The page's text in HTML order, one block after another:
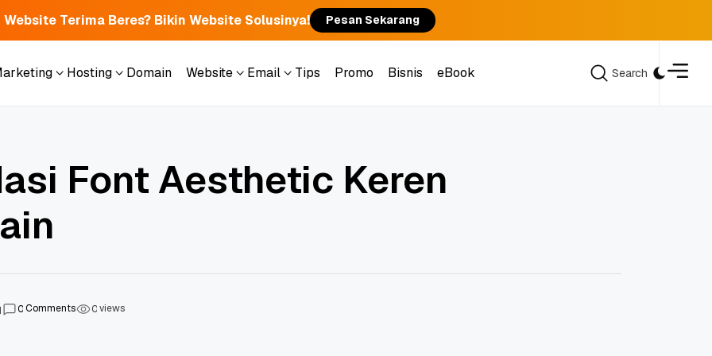
Terima Beres? Bikin Website Solusinya! Pesan Sekarang
Hosting
Domain
Website
Email
Tips
Promo
Bisnis
eBook
Search
Font Aesthetic Keren
0Comments 0views